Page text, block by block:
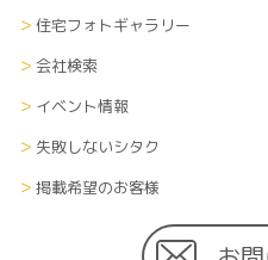
住宅フォトギャラリー
会社検索
イベント情報
失敗しないシタク
掲載希望のお客様